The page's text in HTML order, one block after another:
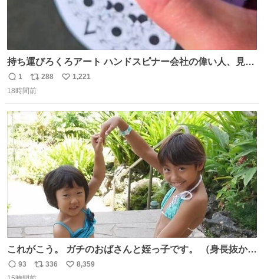
持ち運びろくろアート ハンドスピナー会社の偉い人、見て
ください。
返
信
1
リ
ポ
ト
数
288
い
数
1,221
18時間前
これがこう。 ガチのおばさんと姪っ子です。 （身長抜かさ
返
93
リ
336
い
8,359